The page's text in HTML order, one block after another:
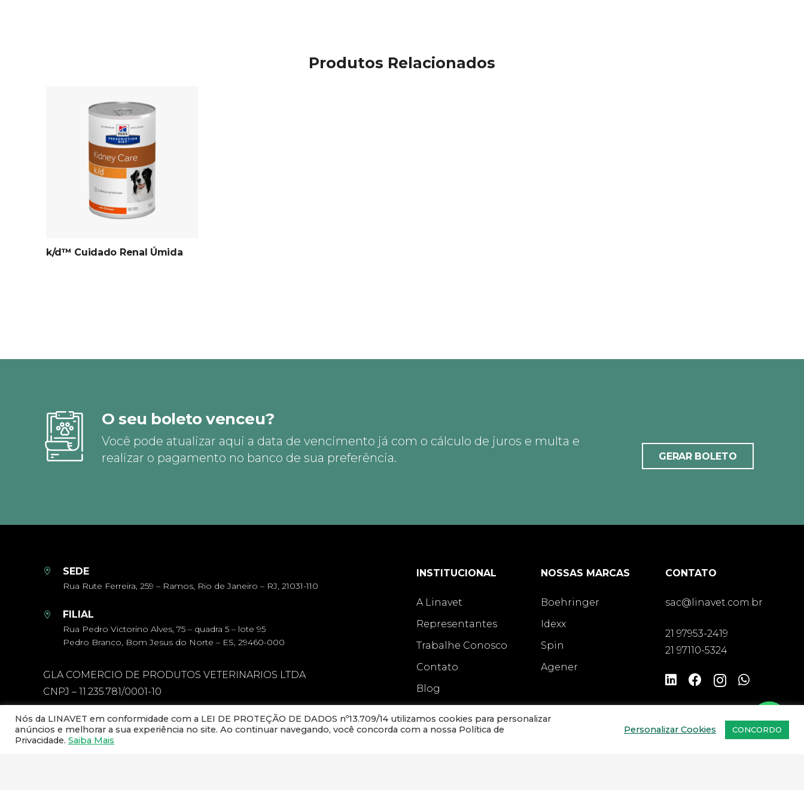
Produtos Relacionados
k/d™ Cuidado Renal Úmida
O seu boleto venceu?
Você pode atualizar aqui a data de vencimento já com o cálculo de juros e multa e
realizar o pagamento no banco de sua preferência.
GERAR BOLETO
SEDE
Rua Rute Ferreira, 259 – Ramos, Rio de Janeiro – RJ, 21031-110
FILIAL
Rua Pedro Victorino Alves, 75 – quadra 5 – lote 95
Pedro Branco, Bom Jesus do Norte – ES, 29460-000
GLA COMERCIO DE PRODUTOS VETERINARIOS LTDA
CNPJ – 11.235.781/0001-10
INSTITUCIONAL
A Linavet
Representantes
Trabalhe Conosco
Contato
Blog
NOSSAS MARCAS
Boehringer
Idexx
Spin
Agener
CONTATO
sac@linavet.com.br
21 97953-2419
21 97110-5324
Nós da LINAVET em conformidade com a LEI DE PROTEÇÃO DE DADOS nº13.709/14 utilizamos cookies para personalizar
anúncios e melhorar a sua experiência no site. Ao continuar navegando, você concorda com a nossa Política de
Privacidade. Saiba Mais
Personalizar Cookies CONCORDO